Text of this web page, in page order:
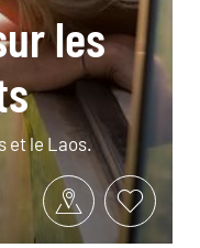
les
et le Laos.